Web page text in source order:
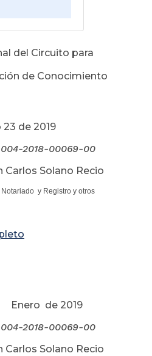
del Circuito para
de Conocimiento
2019
2018-00069-00
Carlos Solano Recio
y Registro y otros
2019
2018-00069-00
Carlos Solano Recio